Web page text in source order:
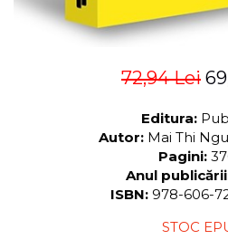
72,94 Lei
Editura:
Autor: Mai Thi
Pagini:
Anul
ISBN: 978-606-
STOC